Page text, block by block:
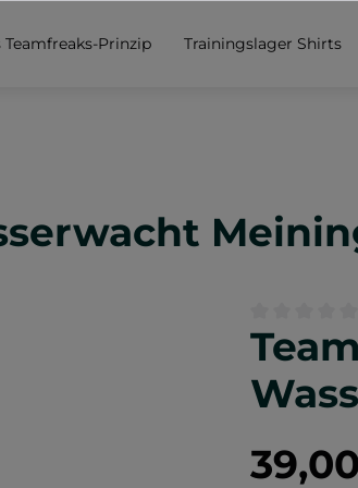
Teamfreaks-Prinzip Trainingslager Shirts